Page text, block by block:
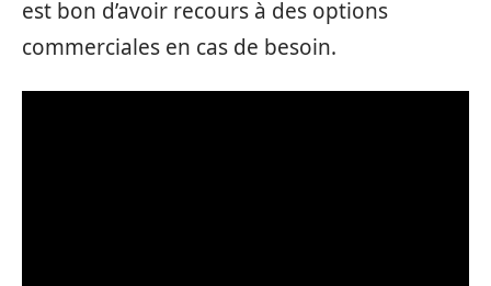
est bon d’avoir recours à des options
commerciales en cas de besoin.